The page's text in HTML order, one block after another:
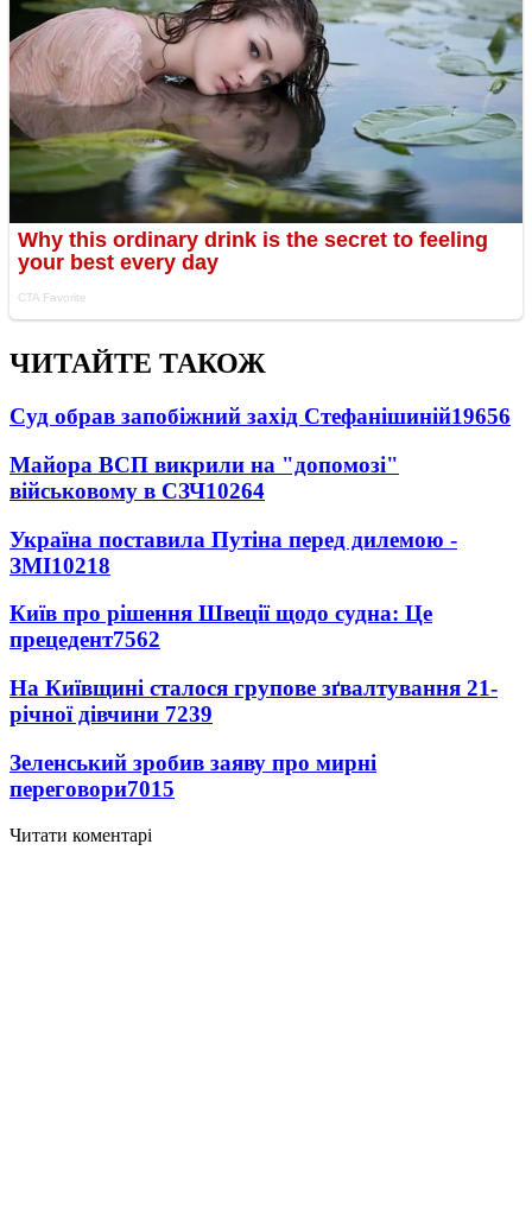
ЧИТАЙТЕ ТАКОЖ
Суд обрав запобіжний захід Стефанішиній19656
Майора ВСП викрили на "допомозі"
військовому в СЗЧ10264
Україна поставила Путіна перед дилемою -
ЗМІ10218
Київ про рішення Швеції щодо судна: Це
прецедент7562
На Київщині сталося групове зґвалтування 21-
річної дівчини 7239
Зеленський зробив заяву про мирні
переговори7015
Читати коментарі